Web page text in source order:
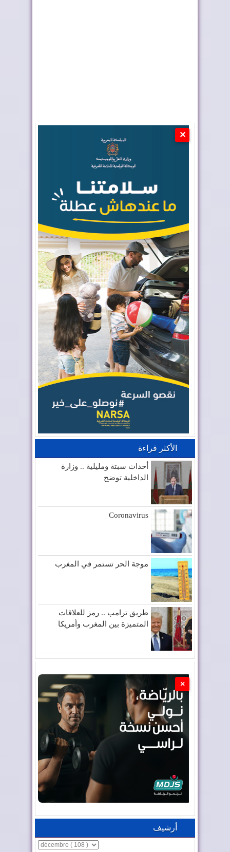
✕
الأكثر قراءة
أحداث سبتة ومليلية .. وزارة
الداخلية توضح
Coronavirus
موجة الحر تستمر في المغرب
طريق ترامب .. رمز للعلاقات
المتميزة بين المغرب وأمريكا
×
أرشيف